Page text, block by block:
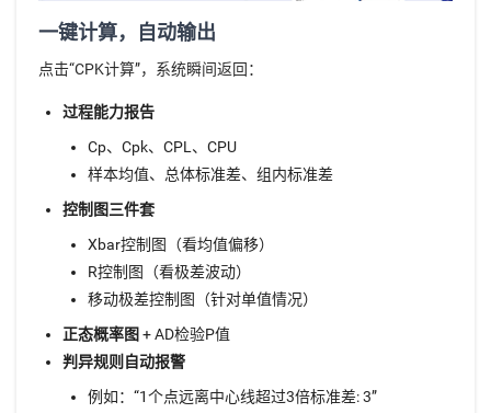
一键计算，自动输出
点击“CPK计算”，系统瞬间返回：
过程能力报告
Cp、Cpk、CPL、CPU
样本均值、总体标准差、组内标准差
控制图三件套
Xbar控制图（看均值偏移）
R控制图（看极差波动）
移动极差控制图（针对单值情况）
正态概率图 + AD检验P值
判异规则自动报警
例如：“1个点远离中心线超过3倍标准差: 3”